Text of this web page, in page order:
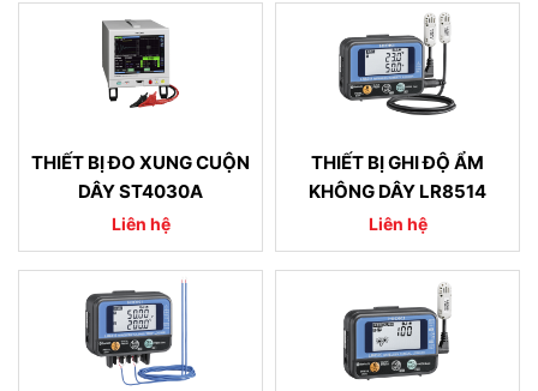
THIẾT BỊ ĐO XUNG CUỘN
DÂY ST4030A
Liên hệ
THIẾT BỊ GHI ĐỘ ẨM
KHÔNG DÂY LR8514
Liên hệ